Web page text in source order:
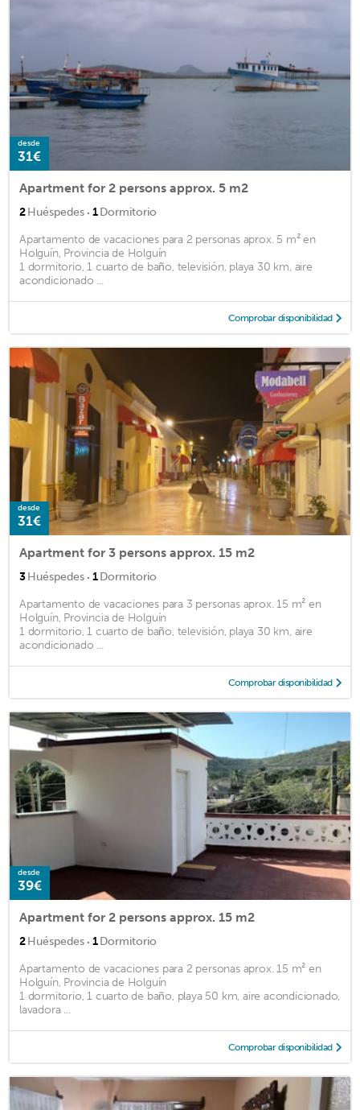
desde
31€
Apartment for 2 persons approx. 5 m2
2Huéspedes · 1Dormitorio
Apartamento de vacaciones para 2 personas aprox. 5 m² en
Holguín, Provincia de Holguín
1 dormitorio, 1 cuarto de baño, televisión, playa 30 km, aire
acondicionado ...
Comprobar disponibilidad
desde
31€
Apartment for 3 persons approx. 15 m2
3Huéspedes · 1Dormitorio
Apartamento de vacaciones para 3 personas aprox. 15 m² en
Holguín, Provincia de Holguín
1 dormitorio, 1 cuarto de baño, televisión, playa 30 km, aire
acondicionado ...
Comprobar disponibilidad
desde
39€
Apartment for 2 persons approx. 15 m2
2Huéspedes · 1Dormitorio
Apartamento de vacaciones para 2 personas aprox. 15 m² en
Holguín, Provincia de Holguín
1 dormitorio, 1 cuarto de baño, playa 50 km, aire acondicionado,
lavadora ...
Comprobar disponibilidad